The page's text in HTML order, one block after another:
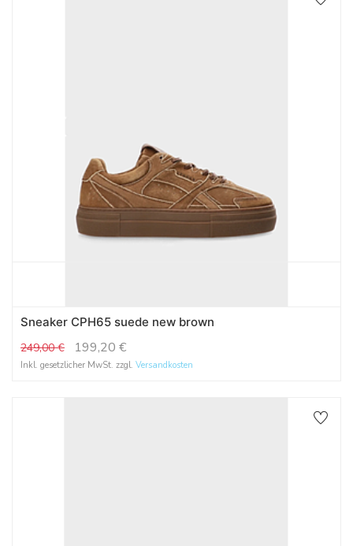
Sneaker CPH65 suede new brown
249,00€ 199,20 €
Inkl. gesetzlicher MwSt. zzgl. Versandkosten